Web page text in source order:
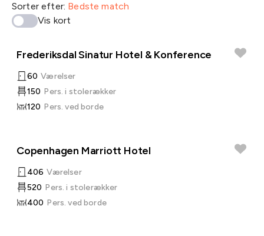
Sorter efter: Bedste match
Vis kort
Frederiksdal Sinatur Hotel & Konference
60 Værelser
150 Pers. i stolerækker
120 Pers. ved borde
Copenhagen Marriott Hotel
406 Værelser
520 Pers. i stolerækker
400 Pers. ved borde